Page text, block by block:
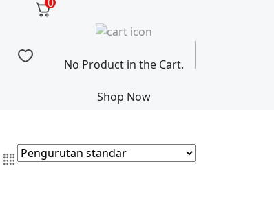
No Product in the Cart.
Shop Now